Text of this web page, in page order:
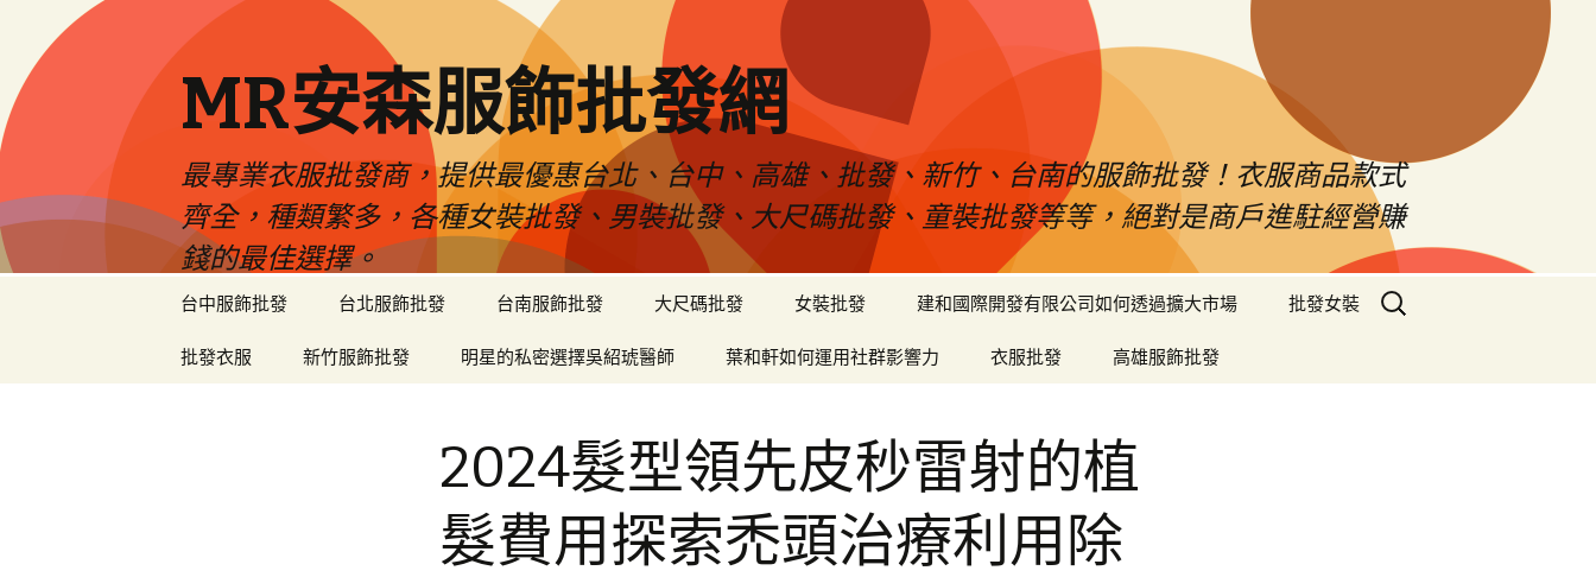
MR安森服飾批發網
最專業衣服批發商，提供最優惠台北、台中、高雄、批發、新竹、台南的服飾批發！衣服商品款式
齊全，種類繁多，各種女裝批發、男裝批發、大尺碼批發、童裝批發等等，絕對是商戶進駐經營賺
錢的最佳選擇。
台中服飾批發 台北服飾批發 台南服飾批發 大尺碼批發 女裝批發 建和國際開發有限公司如何透過擴大市場 批發女裝
批發衣服 新竹服飾批發 明星的私密選擇吳紹琥醫師 葉和軒如何運用社群影響力 衣服批發 高雄服飾批發
搜
尋
2024髮型領先皮秒雷射的植
髮費用探索禿頭治療利用除